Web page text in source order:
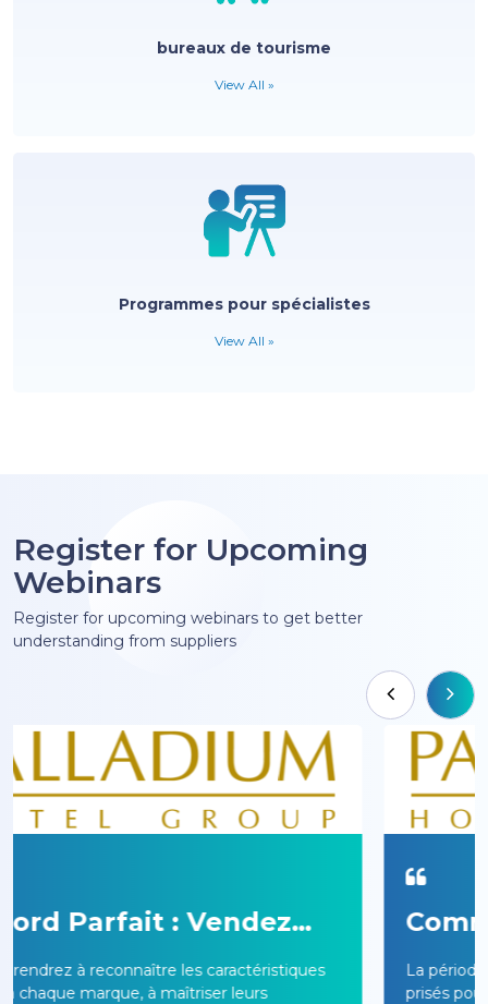
bureaux de tourisme
View All »
Programmes pour spécialistes
View All »
Register for Upcoming
Webinars
Register for upcoming webinars to get better
understanding from suppliers
Comme À La Maison, En
Des Fêtes Inoubliables
La période des Fêtes est l'un des moments les plus
prisés pour voyager… et l'occasion idéale de faire